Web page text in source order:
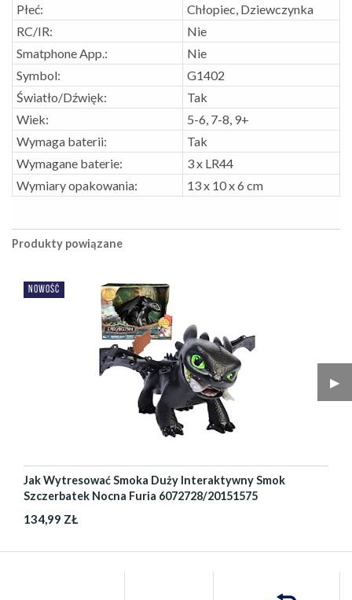
Płeć:
Chłopiec, Dziewczynka
RC/IR:
Nie
Smatphone App.:
Nie
Symbol:
G1402
Światło/Dźwięk:
Tak
Wiek:
5-6, 7-8, 9+
Wymaga baterii:
Tak
Wymagane baterie:
3 x LR44
Wymiary opakowania:
13 x 10 x 6 cm
Produkty powiązane
▶︎
NOWOŚĆ
Jak Wytresować Smoka Duży Interaktywny Smok
Szczerbatek Nocna Furia 6072728/20151575
134,99 ZŁ